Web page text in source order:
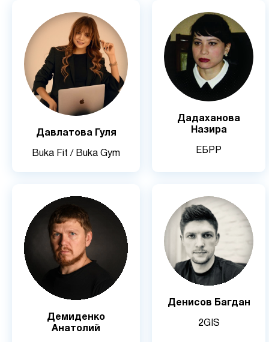
Давлатова Гуля
Buka Fit / Buka Gym
Дадаханова
Назира
ЕБРР
Демиденко
Анатолий
Денисов Багдан
2GIS